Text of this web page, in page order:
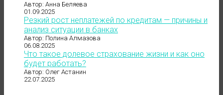
Автор: Анна Беляева
01.09.2025
Резкий рост неплатежей по кредитам — причины и
анализ ситуации в банках
Автор: Полина Алмазова
06.08.2025
Что такое долевое страхование жизни и как оно
будет работать?
Автор: Олег Астанин
22.07.2025